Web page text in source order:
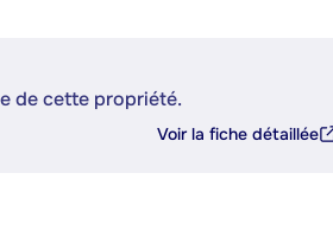
de cette propriété.
Voir la fiche détaillée